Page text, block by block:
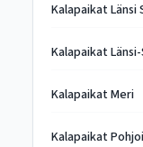
Kalapaikat Länsi
Kalapaikat
Kalapaikat Meri
Kalapaikat